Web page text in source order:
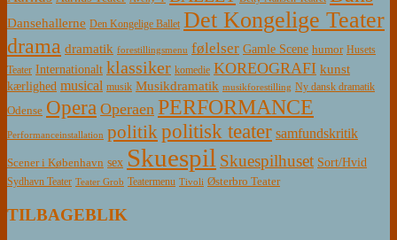
Dansehallerne Den Kongelige Ballet Det Kongelige Teater
drama dramatik forestillingsmenu følelser Gamle Scene humor Husets
Teater Internationalt klassiker komedie KOREOGRAFI kunst
kærlighed musical musik Musikdramatik musikforestilling Ny dansk dramatik
Odense Opera Operaen PERFORMANCE
Performanceinstallation politikpolitisk teater samfundskritik
Scener i København sex Skuespil Skuespilhuset Sort/Hvid
Sydhavn Teater Teater Grob Teatermenu Tivoli Østerbro Teater
TILBAGEBLIK